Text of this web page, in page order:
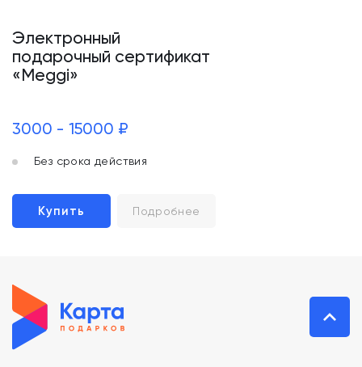
Электронный
подарочный сертификат
«Meggi»
3000 - 15000 ₽
Без срока действия
Купить Подробнее